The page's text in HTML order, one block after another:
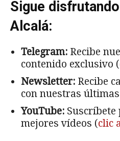
Sigue
Alcalá:
Telegram: Recibe
contenido exclusivo (
Newsletter: Recibe
con nuestras
YouTube:
mejores vídeos (clic